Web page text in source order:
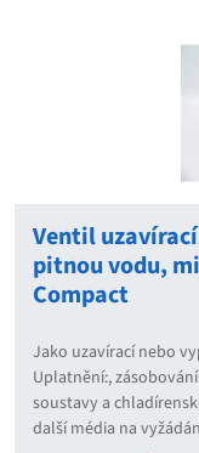
Ventil
pitnou vodu,
Compact
Jako uzavírací nebo
Uplatnění:,
soustavy a
další média na